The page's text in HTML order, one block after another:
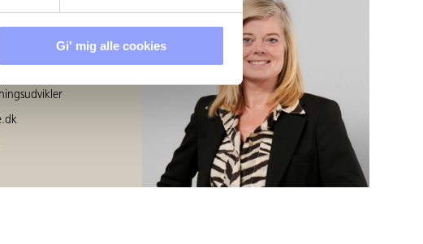
Gi' mig alle cookies
FRIIS